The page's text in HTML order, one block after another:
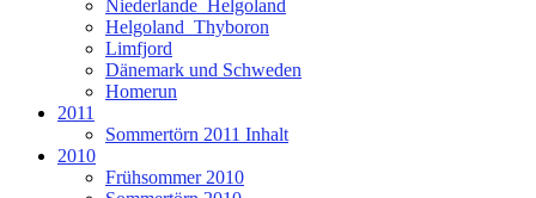
Niederlande_Helgoland
Helgoland_Thyboron
Limfjord
Dänemark und Schweden
Homerun
2011
Sommertörn 2011 Inhalt
2010
Frühsommer 2010